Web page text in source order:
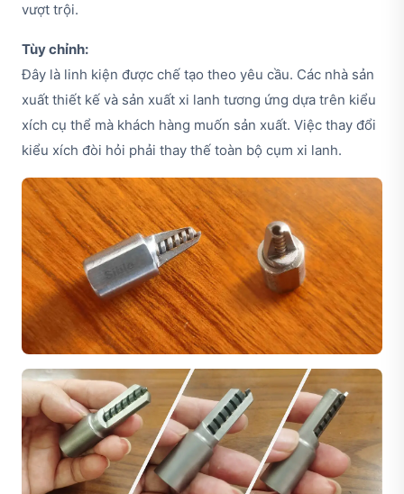
vượt trội.
Tùy chỉnh:
Đây là linh kiện được chế tạo theo yêu cầu. Các nhà sản
xuất thiết kế và sản xuất xi lanh tương ứng dựa trên kiểu
xích cụ thể mà khách hàng muốn sản xuất. Việc thay đổi
kiểu xích đòi hỏi phải thay thế toàn bộ cụm xi lanh.